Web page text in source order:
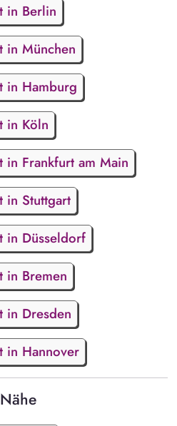
in Berlin
in München
in Hamburg
in Köln
in Frankfurt am Main
in Stuttgart
in Düsseldorf
in Bremen
in Dresden
in Hannover